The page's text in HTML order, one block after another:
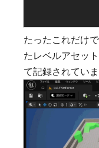
たったこれだけ
たレベルアセッ
て記録されていま